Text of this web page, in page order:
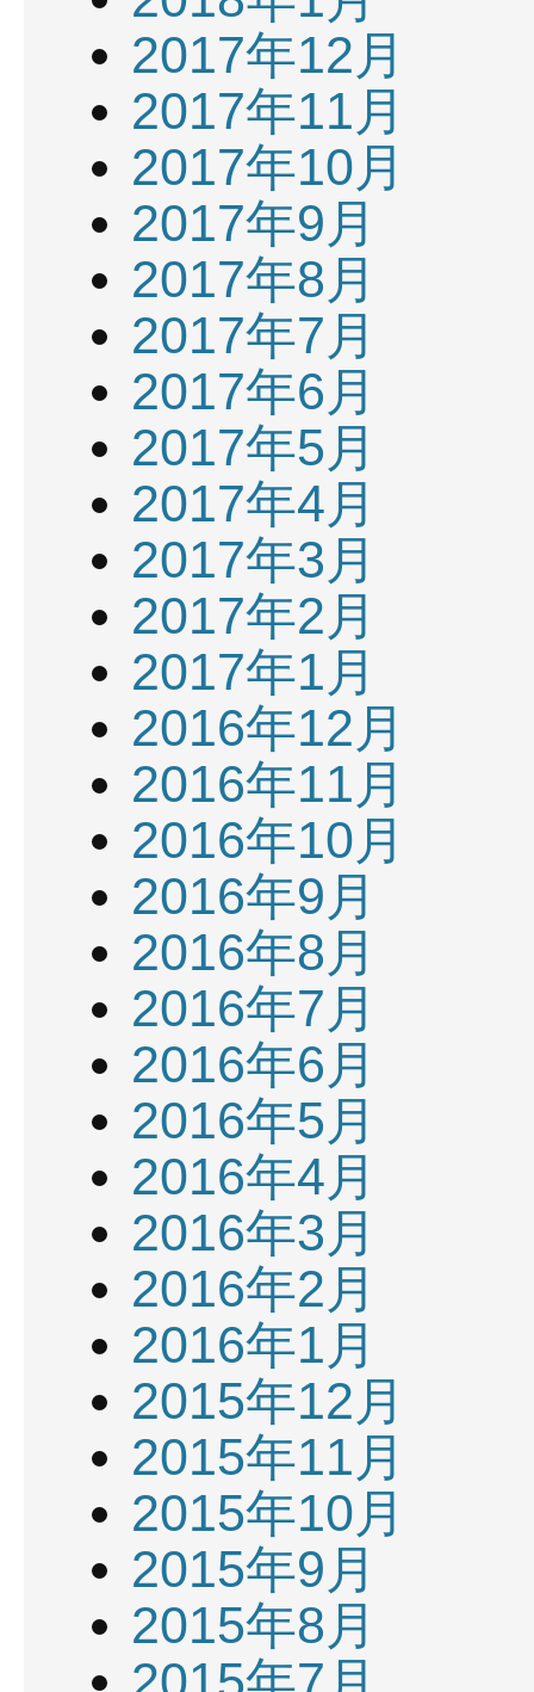
2017年12月
2017年11月
2017年10月
2017年9月
2017年8月
2017年7月
2017年6月
2017年5月
2017年4月
2017年3月
2017年2月
2017年1月
2016年12月
2016年11月
2016年10月
2016年9月
2016年8月
2016年7月
2016年6月
2016年5月
2016年4月
2016年3月
2016年2月
2016年1月
2015年12月
2015年11月
2015年10月
2015年9月
2015年8月